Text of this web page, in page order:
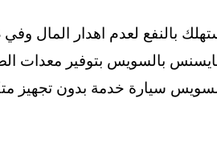
بالنفع لعدم اهدار المال
بالسويس بتوفير معدات
سيارة خدمة بدون تجهيز